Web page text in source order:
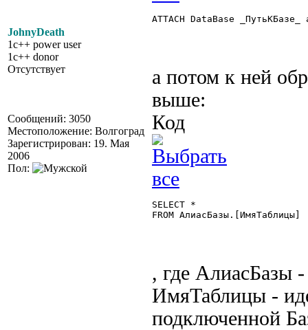
JohnyDeath
1c++ power user
1c++ donor
Отсутствует
Сообщений: 3050
Местоположение: Волгоград
Зарегистрирован: 19. Мая
2006
Пол:
ATTACH DataBase
а потом к ней
выше:
Код
SELECT *
FROM АлиасБазы.[ИмяТаблицы]
, где АлиасБазы
ИмяТаблицы -
подключенной